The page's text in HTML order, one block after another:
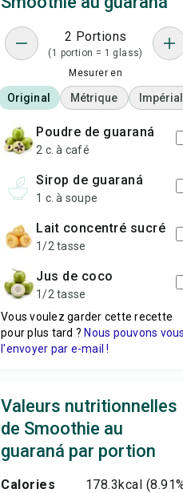
2 Portions
(1 portion = 1 glass)
Mesurer en
Original Métrique Impérial
poudre de guaraná
2 c. à café
sirop de guaraná
1 c. à soupe
lait concentré sucré
1/2 tasse
jus de coco
1/2 tasse
Vous voulez garder cette recette
pour plus tard ? Nous pouvons vous
l'envoyer par e-mail !
Valeurs nutritionnelles
de Smoothie au
guaraná par portion
Calories 178.3kcal